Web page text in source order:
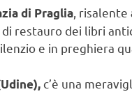
di Praglia, risalente
restauro dei libri
e in preghiera
c’è una